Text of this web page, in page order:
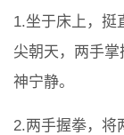
1.坐于床上，挺
尖朝天，两手
神宁静。
2.两手握拳，将